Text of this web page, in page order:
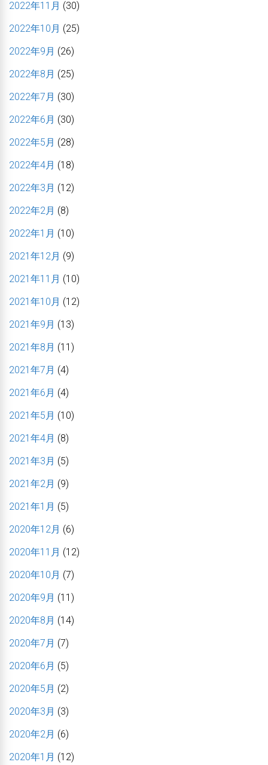
2022年11月 (30)
2022年10月 (25)
2022年9月 (26)
2022年8月 (25)
2022年7月 (30)
2022年6月 (30)
2022年5月 (28)
2022年4月 (18)
2022年3月 (12)
2022年2月 (8)
2022年1月 (10)
2021年12月 (9)
2021年11月 (10)
2021年10月 (12)
2021年9月 (13)
2021年8月 (11)
2021年7月 (4)
2021年6月 (4)
2021年5月 (10)
2021年4月 (8)
2021年3月 (5)
2021年2月 (9)
2021年1月 (5)
2020年12月 (6)
2020年11月 (12)
2020年10月 (7)
2020年9月 (11)
2020年8月 (14)
2020年7月 (7)
2020年6月 (5)
2020年5月 (2)
2020年3月 (3)
2020年2月 (6)
2020年1月 (12)